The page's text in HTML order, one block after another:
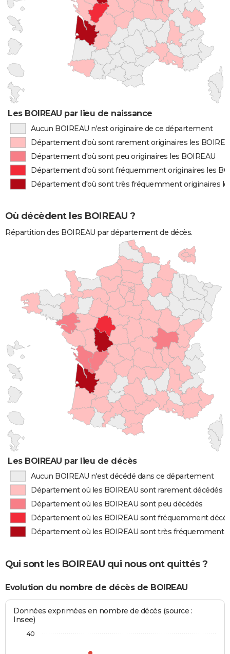
Les BOIREAU par lieu de naissance
Aucun BOIREAU n'est originaire de ce département
Département d'où sont rarement originaires les
Département d'où sont peu originaires les BOIREAU
Département d'où sont fréquemment originaires les
Département d'où sont très fréquemment originaires
Où décèdent les BOIREAU ?
Répartition des BOIREAU par département de décès.
Les BOIREAU par lieu de décès
Aucun BOIREAU n'est décédé dans ce département
Département où les BOIREAU sont rarement décédés
Département où les BOIREAU sont peu décédés
Département où les BOIREAU sont fréquemment
Département où les BOIREAU sont très fréquemment
Qui sont les BOIREAU qui nous ont quittés ?
Evolution du nombre de décès de BOIREAU
Données exprimées en nombre de décès (source :
Insee)
40